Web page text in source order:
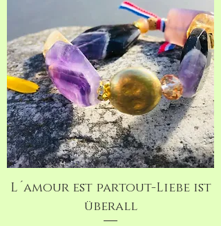
L´amour est partout-Liebe ist
überall